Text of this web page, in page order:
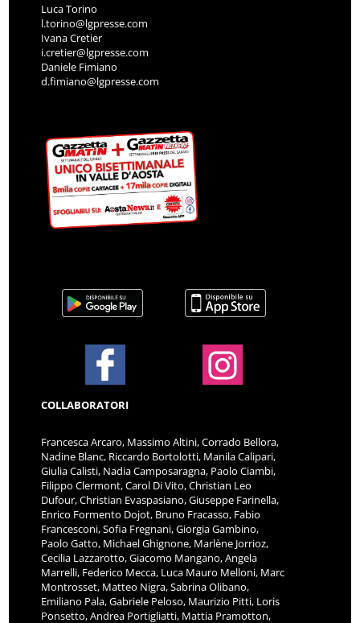
Luca Torino
l.torino@lgpresse.com
Ivana Cretier
i.cretier@lgpresse.com
Daniele Fimiano
d.fimiano@lgpresse.com
COLLABORATORI
Francesca Arcaro, Massimo Altini, Corrado Bellora,
Nadine Blanc, Riccardo Bortolotti, Manila Calipari,
Giulia Calisti, Nadia Camposaragna, Paolo Ciambi,
Filippo Clermont, Carol Di Vito, Christian Leo
Dufour, Christian Evaspasiano, Giuseppe Farinella,
Enrico Formento Dojot, Bruno Fracasso, Fabio
Francesconi, Sofia Fregnani, Giorgia Gambino,
Paolo Gatto, Michael Ghignone, Marlène Jorrioz,
Cecilia Lazzarotto, Giacomo Mangano, Angela
Marrelli, Federico Mecca, Luca Mauro Melloni, Marc
Montrosset, Matteo Nigra, Sabrina Olibano,
Emiliano Pala, Gabriele Peloso, Maurizio Pitti, Loris
Ponsetto, Andrea Portigliatti, Mattia Pramotton,